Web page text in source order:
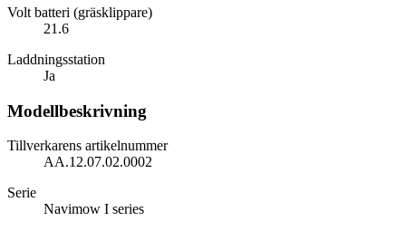
Volt batteri (gräsklippare)
21.6
Laddningsstation
Ja
Modellbeskrivning
Tillverkarens artikelnummer
AA.12.07.02.0002
Serie
Navimow I series